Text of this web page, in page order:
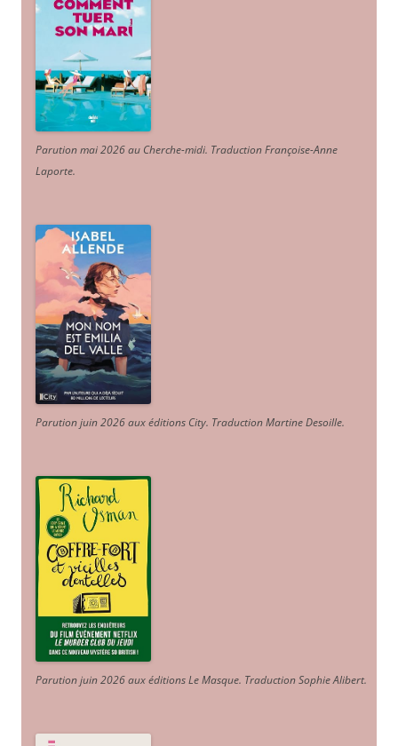
Parution mai 2026 au Cherche-midi. Traduction Françoise-Anne
Laporte.
Parution juin 2026 aux éditions City. Traduction Martine Desoille.
Parution juin 2026 aux éditions Le Masque. Traduction Sophie Alibert.